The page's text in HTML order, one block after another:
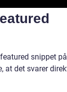
snippet på
at det svarer